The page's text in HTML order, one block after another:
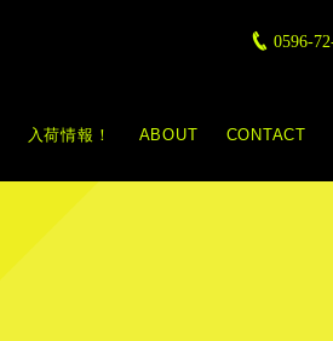
0596-
入荷情報！ ABOUT CONTACT